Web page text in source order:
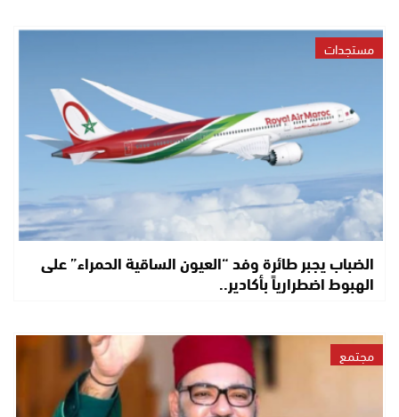
مستجدات
الضباب يجبر طائرة وفد “العيون الساقية الحمراء” على
الهبوط اضطرارياً بأكادير..
مجتمع